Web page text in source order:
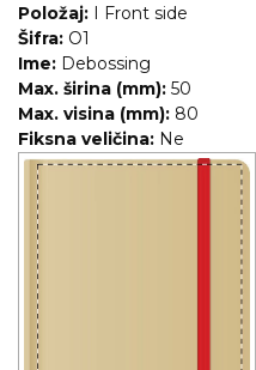
Položaj: I Front side
Šifra: O1
Ime: Debossing
Max. širina (mm): 50
Max. visina (mm): 80
Fiksna veličina: Ne